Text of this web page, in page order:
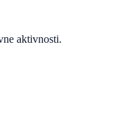
aktivnosti.